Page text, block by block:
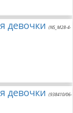
девочки (NS_M28-4-
девочки (938410/06-